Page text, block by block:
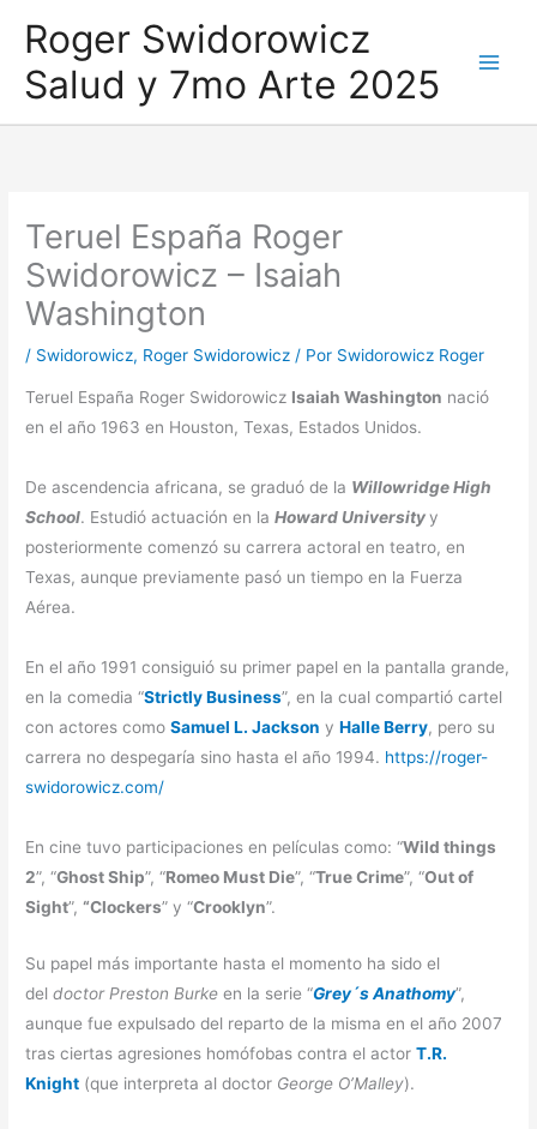
contenido
Roger Swidorowicz
Salud y 7mo Arte 2025
Teruel España Roger
Swidorowicz – Isaiah
Washington
/ Swidorowicz, Roger Swidorowicz / Por Swidorowicz Roger
Teruel España Roger Swidorowicz Isaiah Washington nació
en el año 1963 en Houston, Texas, Estados Unidos.
De ascendencia africana, se graduó de la Willowridge High
School. Estudió actuación en laHoward Universityy
posteriormente comenzó su carrera actoral en teatro, en
Texas, aunque previamente pasó un tiempo en la Fuerza
Aérea.
En el año 1991 consiguió su primer papel en la pantalla grande,
en la comedia “Strictly Business”, en la cual compartió cartel
con actores comoSamuel L. Jackson yHalle Berry, pero su
carrera no despegaría sino hasta el año 1994. https://roger-
swidorowicz.com/
En cine tuvo participaciones en películas como: “Wild things
2”, “Ghost Ship”, “Romeo Must Die”, “True Crime”, “Out of
Sight”,“Clockers” y “Crooklyn”.
Su papel más importante hasta el momento ha sido el
del doctor Preston Burke en la serie “Grey´s Anathomy”,
aunque fue expulsado del reparto de la misma en el año 2007
tras ciertas agresiones homófobas contra el actorT.R.
Knight (que interpreta al doctor George O’Malley).